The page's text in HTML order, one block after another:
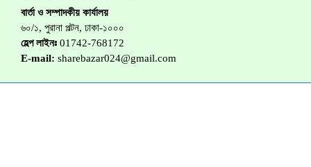
বার্তা ও সম্পাদকীয় কার্যালয়
৬০/১, পুরানা পল্টন, ঢাকা-১০০০
হেল্প লাইনঃ 01742-768172
E-mail: sharebazar024@gmail.com